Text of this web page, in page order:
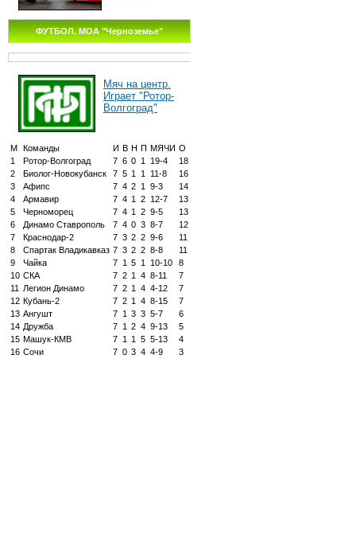
ФУТБОЛ. МОА "Черноземье"
Мяч на центр.
Играет "Ротор-
Волгоград"
М Команды И В Н П МЯЧИ О
1
Ротор-Волгоград 7 6 0 1 19-4
18
2
Биолог-Новокубанск 7 5 1 1 11-8
16
3
Афипс 7 4 2 1 9-3
14
4
Армавир 7 4 1 2 12-7
13
5
Черноморец 7 4 1 2 9-5
13
6
Динамо Ставрополь 7 4 0 3 8-7
12
7
Краснодар-2 7 3 2 2 9-6
11
8
Спартак Владикавказ 7 3 2 2 8-8
11
9
Чайка 7 1 5 1 10-10
8
10 СКА 7 2 1 4 8-11
7
11
Легион Динамо 7 2 1 4 4-12
7
12 Кубань-2 7 2 1 4 8-15
7
13 Ангушт 7 1 3 3 5-7
6
14 Дружба 7 1 2 4 9-13
5
15 Машук-КМВ 7 1 1 5 5-13
4
16 Сочи 7 0 3 4 4-9 3